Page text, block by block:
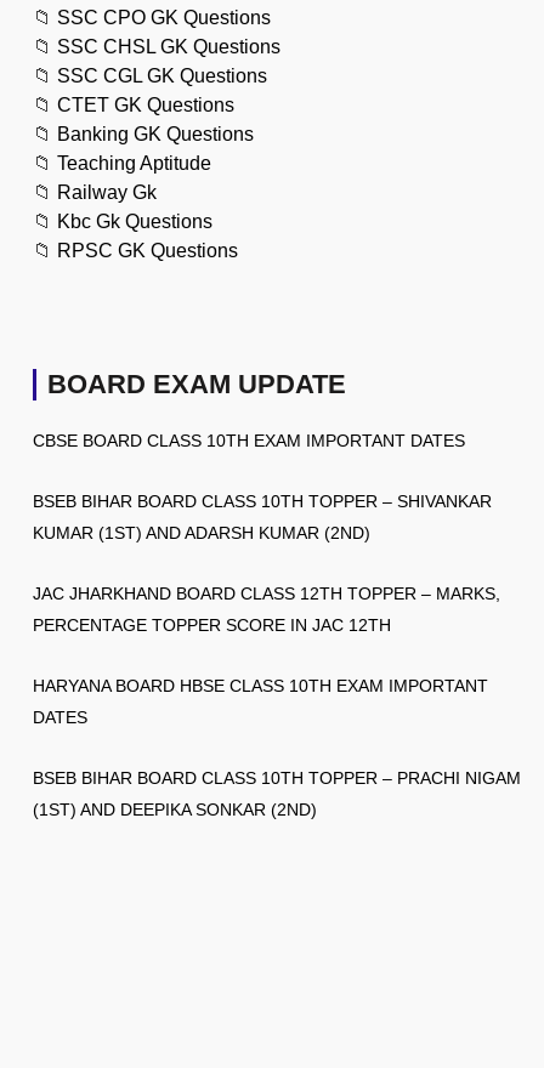
📁 SSC CPO GK Questions
📁 SSC CHSL GK Questions
📁 SSC CGL GK Questions
📁 CTET GK Questions
📁 Banking GK Questions
📁 Teaching Aptitude
📁 Railway Gk
📁 Kbc Gk Questions
📁 RPSC GK Questions
BOARD EXAM UPDATE
CBSE BOARD CLASS 10TH EXAM IMPORTANT DATES
BSEB BIHAR BOARD CLASS 10TH TOPPER – SHIVANKAR
KUMAR (1ST) AND ADARSH KUMAR (2ND)
JAC JHARKHAND BOARD CLASS 12TH TOPPER – MARKS,
PERCENTAGE TOPPER SCORE IN JAC 12TH
HARYANA BOARD HBSE CLASS 10TH EXAM IMPORTANT
DATES
BSEB BIHAR BOARD CLASS 10TH TOPPER – PRACHI NIGAM
(1ST) AND DEEPIKA SONKAR (2ND)